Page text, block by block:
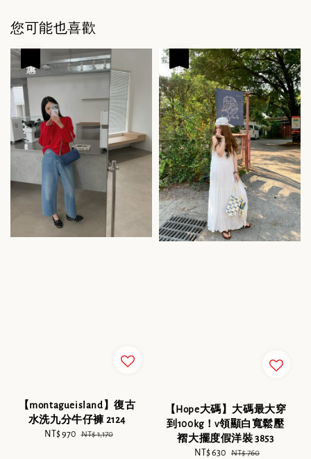
您可能也喜歡
【montagueisland】復古
水洗九分牛仔褲 2124
Sale
NT$ 970 Regular
NT$ 1,170
【Hope大碼】大碼最大穿
到100kg！v領顯白寬鬆壓
褶大擺度假洋裝 3853
Sale
NT$ 630 Regular
NT$ 760